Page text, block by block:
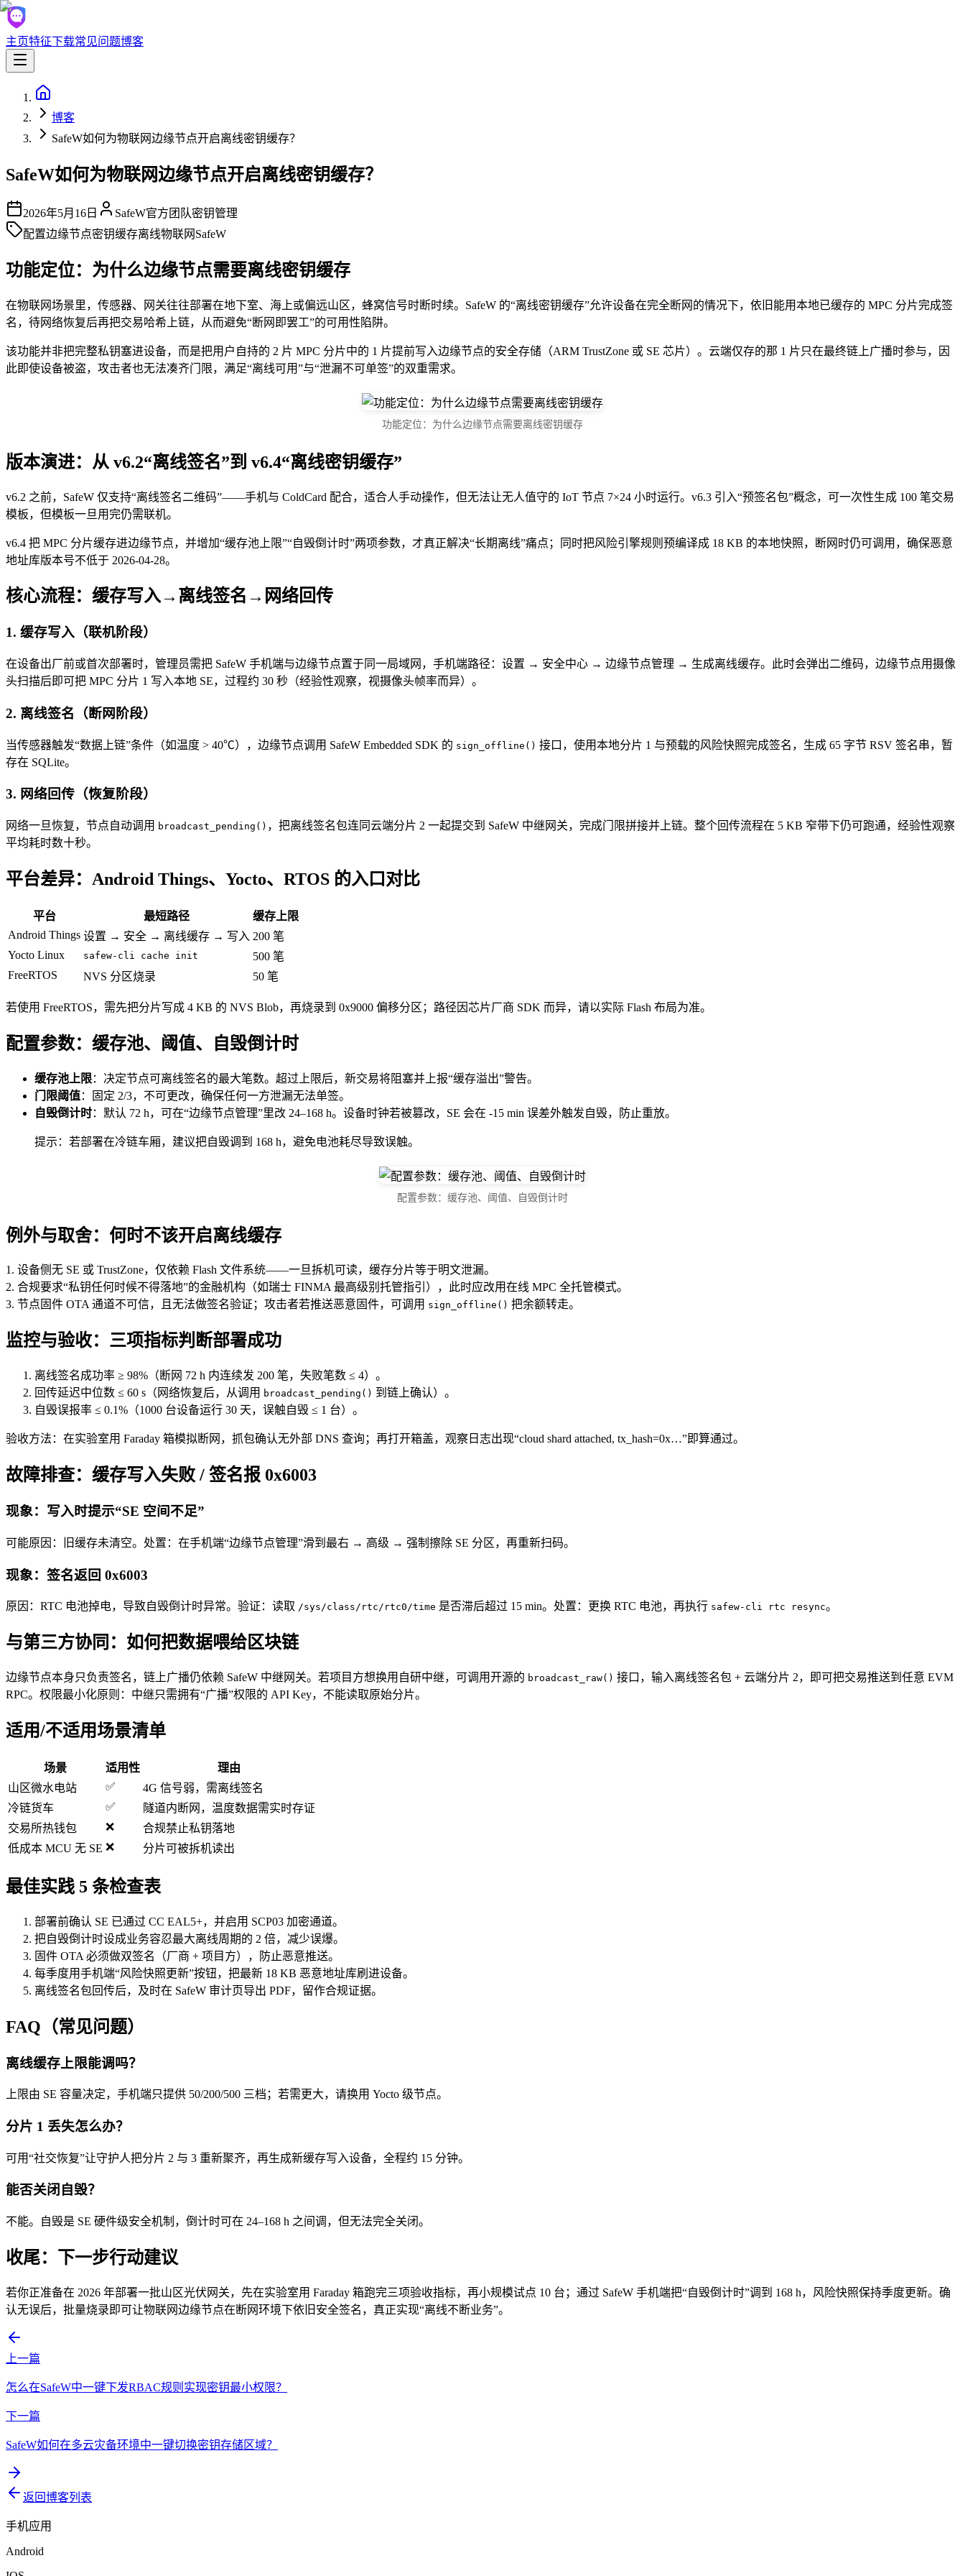
主页特征下载常见问题博客
博客
SafeW如何为物联网边缘节点开启离线密钥缓存？
SafeW如何为物联网边缘节点开启离线密钥缓存？
2026年5月16日 SafeW官方团队密钥管理
配置边缘节点密钥缓存离线物联网 SafeW
功能定位：为什么边缘节点需要离线密钥缓存
在物联网场景里，传感器、网关往往部署在地下室、海上或偏远山区，蜂窝信号时断时续。SafeW 的“离线密钥缓存”允许设备在完全断网的情况下，依旧能用本地已缓存的 MPC 分片完成签
名，待网络恢复后再把交易哈希上链，从而避免“断网即罢工”的可用性陷阱。
该功能并非把完整私钥塞进设备，而是把用户自持的 2 片 MPC 分片中的 1 片提前写入边缘节点的安全存储（ARM TrustZone 或 SE 芯片）。云端仅存的那 1 片只在最终链上广播时参与，因
此即使设备被盗，攻击者也无法凑齐门限，满足“离线可用”与“泄漏不可单签”的双重需求。
功能定位：为什么边缘节点需要离线密钥缓存
版本演进：从 v6.2“离线签名”到 v6.4“离线密钥缓存”
v6.2 之前，SafeW 仅支持“离线签名二维码”——手机与 ColdCard 配合，适合人手动操作，但无法让无人值守的 IoT 节点 7×24 小时运行。v6.3 引入“预签名包”概念，可一次性生成 100 笔交易
模板，但模板一旦用完仍需联机。
v6.4 把 MPC 分片缓存进边缘节点，并增加“缓存池上限”“自毁倒计时”两项参数，才真正解决“长期离线”痛点；同时把风险引擎规则预编译成 18 KB 的本地快照，断网时仍可调用，确保恶意
地址库版本号不低于 2026-04-28。
核心流程：缓存写入→离线签名→网络回传
1. 缓存写入（联机阶段）
在设备出厂前或首次部署时，管理员需把 SafeW 手机端与边缘节点置于同一局域网，手机端路径：设置 → 安全中心 → 边缘节点管理 → 生成离线缓存。此时会弹出二维码，边缘节点用摄像
头扫描后即可把 MPC 分片 1 写入本地 SE，过程约 30 秒（经验性观察，视摄像头帧率而异）。
2. 离线签名（断网阶段）
当传感器触发“数据上链”条件（如温度 > 40℃），边缘节点调用 SafeW Embedded SDK 的 sign_offline() 接口，使用本地分片 1 与预载的风险快照完成签名，生成 65 字节 RSV 签名串，暂
存在 SQLite。
3. 网络回传（恢复阶段）
网络一旦恢复，节点自动调用 broadcast_pending() ，把离线签名包连同云端分片 2 一起提交到 SafeW 中继网关，完成门限拼接并上链。整个回传流程在 5 KB 窄带下仍可跑通，经验性观察
平均耗时数十秒。
平台差异：Android Things、Yocto、RTOS 的入口对比
平台 最短路径
缓存上限
Android Things 设置 → 安全 → 离线缓存 → 写入 200 笔
Yocto Linux
safew-cli cache init
500 笔
FreeRTOS
NVS 分区烧录 50 笔
若使用 FreeRTOS，需先把分片写成 4 KB 的 NVS Blob，再烧录到 0x9000 偏移分区；路径因芯片厂商 SDK 而异，请以实际 Flash 布局为准。
配置参数：缓存池、阈值、自毁倒计时
缓存池上限：决定节点可离线签名的最大笔数。超过上限后，新交易将阻塞并上报“缓存溢出”警告。
门限阈值：固定 2/3，不可更改，确保任何一方泄漏无法单签。
自毁倒计时：默认 72 h，可在“边缘节点管理”里改 24–168 h。设备时钟若被篡改，SE 会在 -15 min 误差外触发自毁，防止重放。
提示：若部署在冷链车厢，建议把自毁调到 168 h，避免电池耗尽导致误触。
配置参数：缓存池、阈值、自毁倒计时
例外与取舍：何时不该开启离线缓存
1. 设备侧无 SE 或 TrustZone，仅依赖 Flash 文件系统——一旦拆机可读，缓存分片等于明文泄漏。
2. 合规要求“私钥任何时候不得落地”的金融机构（如瑞士 FINMA 最高级别托管指引），此时应改用在线 MPC 全托管模式。
3. 节点固件 OTA 通道不可信，且无法做签名验证；攻击者若推送恶意固件，可调用 sign_offline() 把余额转走。
监控与验收：三项指标判断部署成功
离线签名成功率 ≥ 98%（断网 72 h 内连续发 200 笔，失败笔数 ≤ 4）。
回传延迟中位数 ≤ 60 s（网络恢复后，从调用 broadcast_pending() 到链上确认）。
自毁误报率 ≤ 0.1%（1000 台设备运行 30 天，误触自毁 ≤ 1 台）。
验收方法：在实验室用 Faraday 箱模拟断网，抓包确认无外部 DNS 查询；再打开箱盖，观察日志出现“cloud shard attached, tx_hash=0x…”即算通过。
故障排查：缓存写入失败 / 签名报 0x6003
现象：写入时提示“SE 空间不足”
可能原因：旧缓存未清空。处置：在手机端“边缘节点管理”滑到最右 → 高级 → 强制擦除 SE 分区，再重新扫码。
现象：签名返回 0x6003
原因：RTC 电池掉电，导致自毁倒计时异常。验证：读取 /sys/class/rtc/rtc0/time 是否滞后超过 15 min。处置：更换 RTC 电池，再执行 safew-cli rtc resync。
与第三方协同：如何把数据喂给区块链
边缘节点本身只负责签名，链上广播仍依赖 SafeW 中继网关。若项目方想换用自研中继，可调用开源的 broadcast_raw() 接口，输入离线签名包 + 云端分片 2，即可把交易推送到任意 EVM
RPC。权限最小化原则：中继只需拥有“广播”权限的 API Key，不能读取原始分片。
适用/不适用场景清单
场景 适用性
理由
山区微水电站
✅
4G 信号弱，需离线签名
冷链货车
✅
隧道内断网，温度数据需实时存证
交易所热钱包
❌
合规禁止私钥落地
低成本 MCU 无 SE ❌ 分片可被拆机读出
最佳实践 5 条检查表
部署前确认 SE 已通过 CC EAL5+，并启用 SCP03 加密通道。
把自毁倒计时设成业务容忍最大离线周期的 2 倍，减少误爆。
固件 OTA 必须做双签名（厂商 + 项目方），防止恶意推送。
每季度用手机端“风险快照更新”按钮，把最新 18 KB 恶意地址库刷进设备。
离线签名包回传后，及时在 SafeW 审计页导出 PDF，留作合规证据。
FAQ（常见问题）
离线缓存上限能调吗？
上限由 SE 容量决定，手机端只提供 50/200/500 三档；若需更大，请换用 Yocto 级节点。
分片 1 丢失怎么办？
可用“社交恢复”让守护人把分片 2 与 3 重新聚齐，再生成新缓存写入设备，全程约 15 分钟。
能否关闭自毁？
不能。自毁是 SE 硬件级安全机制，倒计时可在 24–168 h 之间调，但无法完全关闭。
收尾：下一步行动建议
若你正准备在 2026 年部署一批山区光伏网关，先在实验室用 Faraday 箱跑完三项验收指标，再小规模试点 10 台；通过 SafeW 手机端把“自毁倒计时”调到 168 h，风险快照保持季度更新。确
认无误后，批量烧录即可让物联网边缘节点在断网环境下依旧安全签名，真正实现“离线不断业务”。
上一篇
怎么在SafeW中一键下发RBAC规则实现密钥最小权限？
下一篇
SafeW如何在多云灾备环境中一键切换密钥存储区域？
返回博客列表
手机应用
Android